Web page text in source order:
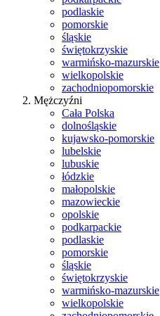
podlaskie
pomorskie
śląskie
świętokrzyskie
warmińsko-mazurskie
wielkopolskie
zachodniopomorskie
Mężczyźni
Cała Polska
dolnośląskie
kujawsko-pomorskie
lubelskie
lubuskie
łódzkie
małopolskie
mazowieckie
opolskie
podkarpackie
podlaskie
pomorskie
śląskie
świętokrzyskie
warmińsko-mazurskie
wielkopolskie